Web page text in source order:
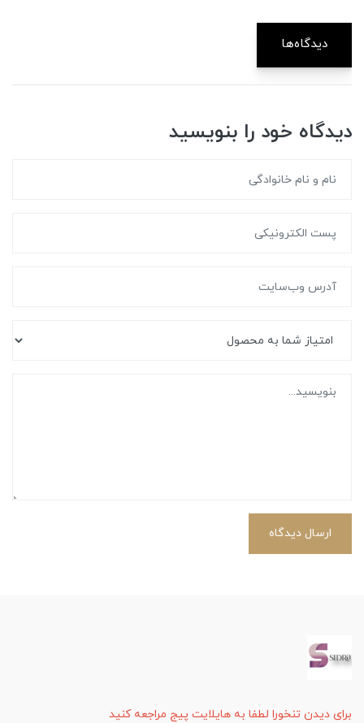
دیدگاه‌ها
دیدگاه خود را بنویسید
ارسال دیدگاه
برای دیدن تنخورا لطفا به هایلایت پیج مراجعه کنید